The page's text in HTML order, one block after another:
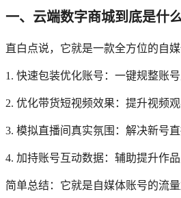
一、云端数字商城到底是什么
直白点说，它就是一款全方位的自
1. 快速包装优化账号：一键规整账
2. 优化带货短视频效果：提升视频
3. 模拟直播间真实氛围：解决新号
4. 加持账号互动数据：辅助提升作
简单总结：它就是自媒体账号的流